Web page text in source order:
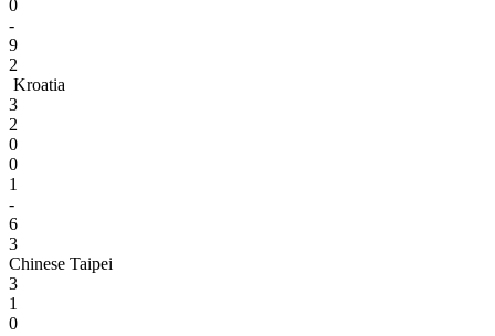
0
-
9
2
Kroatia
3
2
0
0
1
-
6
3
Chinese Taipei
3
1
0